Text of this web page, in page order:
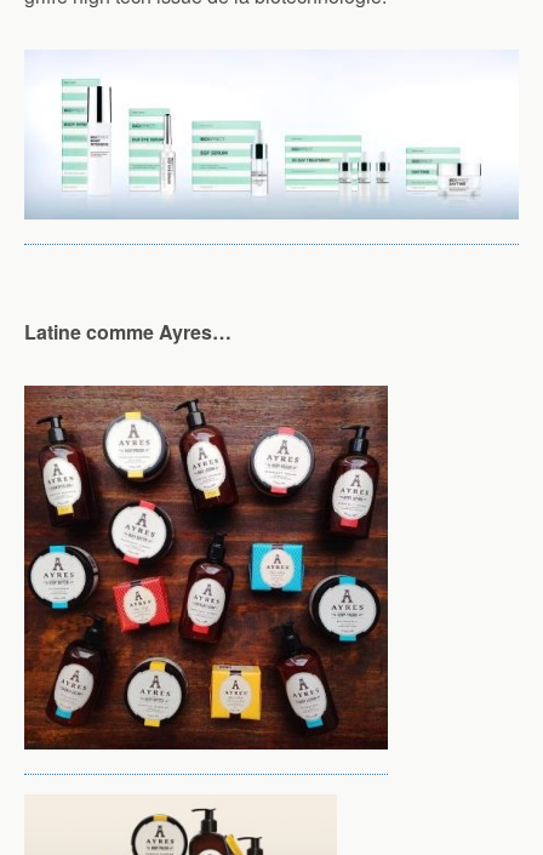
Latine comme Ayres…